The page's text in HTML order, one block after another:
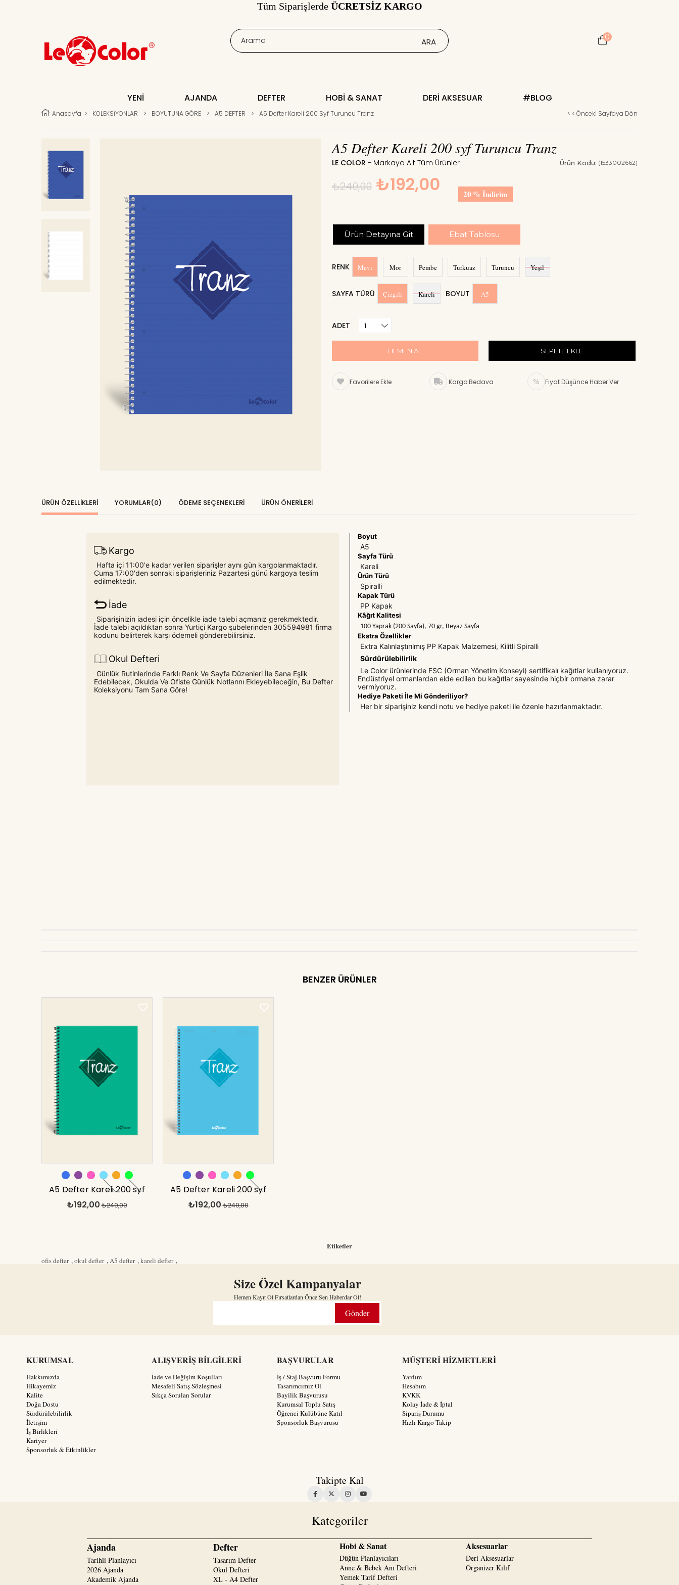
Tüm Siparişlerde ÜCRETSİZ KARGO
0
YENİ AJANDA DEFTER HOBI & SANAT DERI AKSESUAR #BLOG
Anasayfa > KOLEKSİYONLAR > BOYUTUNA GÖRE > A5 DEFTER > A5 Defter Kareli 200 Syf Turuncu Tranz < < Önceki Sayfaya Dön
A5 Defter Kareli 200 syf Turuncu Tranz
Ürün Kodu: (1533002662)
LE COLOR
%
20 İndirim
₺240,00 ₺192,00
Ürün Detayına Git Ebat Tablosu
RENK Mavi Mor Pembe Turkuaz Turuncu Yeşil
SAYFA TÜRÜ Çizgili Kareli BOYUT A5
ADET
Favorilere Ekle Kargo Bedava Fiyat Düşünce Haber Ver
ÜRÜN ÖZELLIKLERI YORUMLAR(0) ÖDEME SEÇENEKLERI ÜRÜN ÖNERILERI
Kargo
Hafta içi 11:00'e kadar verilen siparişler aynı gün kargolanmaktadır.
Cuma 17:00'den sonraki siparişleriniz Pazartesi günü kargoya teslim
edilmektedir.
İade
Siparişinizin iadesi için öncelikle iade talebi açmanız gerekmektedir.
İade talebi açıldıktan sonra Yurtiçi Kargo şubelerinden 305594981 firma
kodunu belirterek karşı ödemeli gönderebilirsiniz.
Okul Defteri
Günlük Rutinlerinde Farklı Renk Ve Sayfa Düzenleri İle Sana Eşlik
Edebilecek, Okulda Ve Ofiste Günlük Notlarını Ekleyebileceğin, Bu Defter
Koleksiyonu Tam Sana Göre!
Boyut
A5
Sayfa Türü
Kareli
Ürün Türü
Spiralli
Kapak Türü
PP Kapak
Kâğıt Kalitesi
100 Yaprak (200 Sayfa), 70 gr, Beyaz Sayfa
Ekstra Özellikler
Extra Kalınlaştırılmış PP Kapak Malzemesi, Kilitli Spiralli
Sürdürülebilirlik
Le Color ürünlerinde FSC (Orman Yönetim Konseyi) sertifikalı kağıtlar kullanıyoruz.
Endüstriyel ormanlardan elde edilen bu kağıtlar sayesinde hiçbir ormana zarar
vermiyoruz.
Hediye Paketi İle Mi Gönderiliyor?
Her bir siparişiniz kendi notu ve hediye paketi ile özenle hazırlanmaktadır.
BENZER ÜRÜNLER
A5 Defter Kareli 200 syf
Yeşil Tranz
₺192,00 ₺240,00
A5 Defter Kareli 200 syf
Turkuaz Tranz
₺192,00 ₺240,00
Etiketler
ofis defter , okul defter , A5 defter , kareli defter ,
Size Özel Kampanyalar
Hemen Kayıt Ol Fırsatlardan Önce Sen Haberdar Ol!
Gönder
KURUMSAL
Hakkımızda
Hikayemiz
Kalite
Doğa Dostu
Sürdürülebilirlik
İletişim
İş Birlikleri
Kariyer
Sponsorluk & Etkinlikler
ALIŞVERİŞ BİLGİLERİ
İade ve Değişim Koşulları
Mesafeli Satış Sözleşmesi
Sıkça Sorulan Sorular
BAŞVURULAR
İş / Staj Başvuru Formu
Tasarımcımız Ol
Bayilik Başvurusu
Kurumsal Toplu Satış
Öğrenci Kulübüne Katıl
Sponsorluk Başvurusu
MÜŞTERİ HİZMETLERİ
Yardım
Hesabım
KVKK
Kolay İade & İptal
Sipariş Durumu
Hızlı Kargo Takip
Takipte Kal
Kategoriler
Ajanda
Tarihli Planlayıcı
2026 Ajanda
Akademik Ajanda
Defter
Tasarım Defter
Okul Defteri
XL - A4 Defter
Hobi & Sanat
Düğün Planlayıcıları
Anne & Bebek Anı Defteri
Yemek Tarif Defteri
Aksesuarlar
Deri Aksesuarlar
Organizer Kılıf